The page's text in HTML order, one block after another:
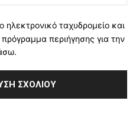
ταχυδρομείο και
περιήγησης για την